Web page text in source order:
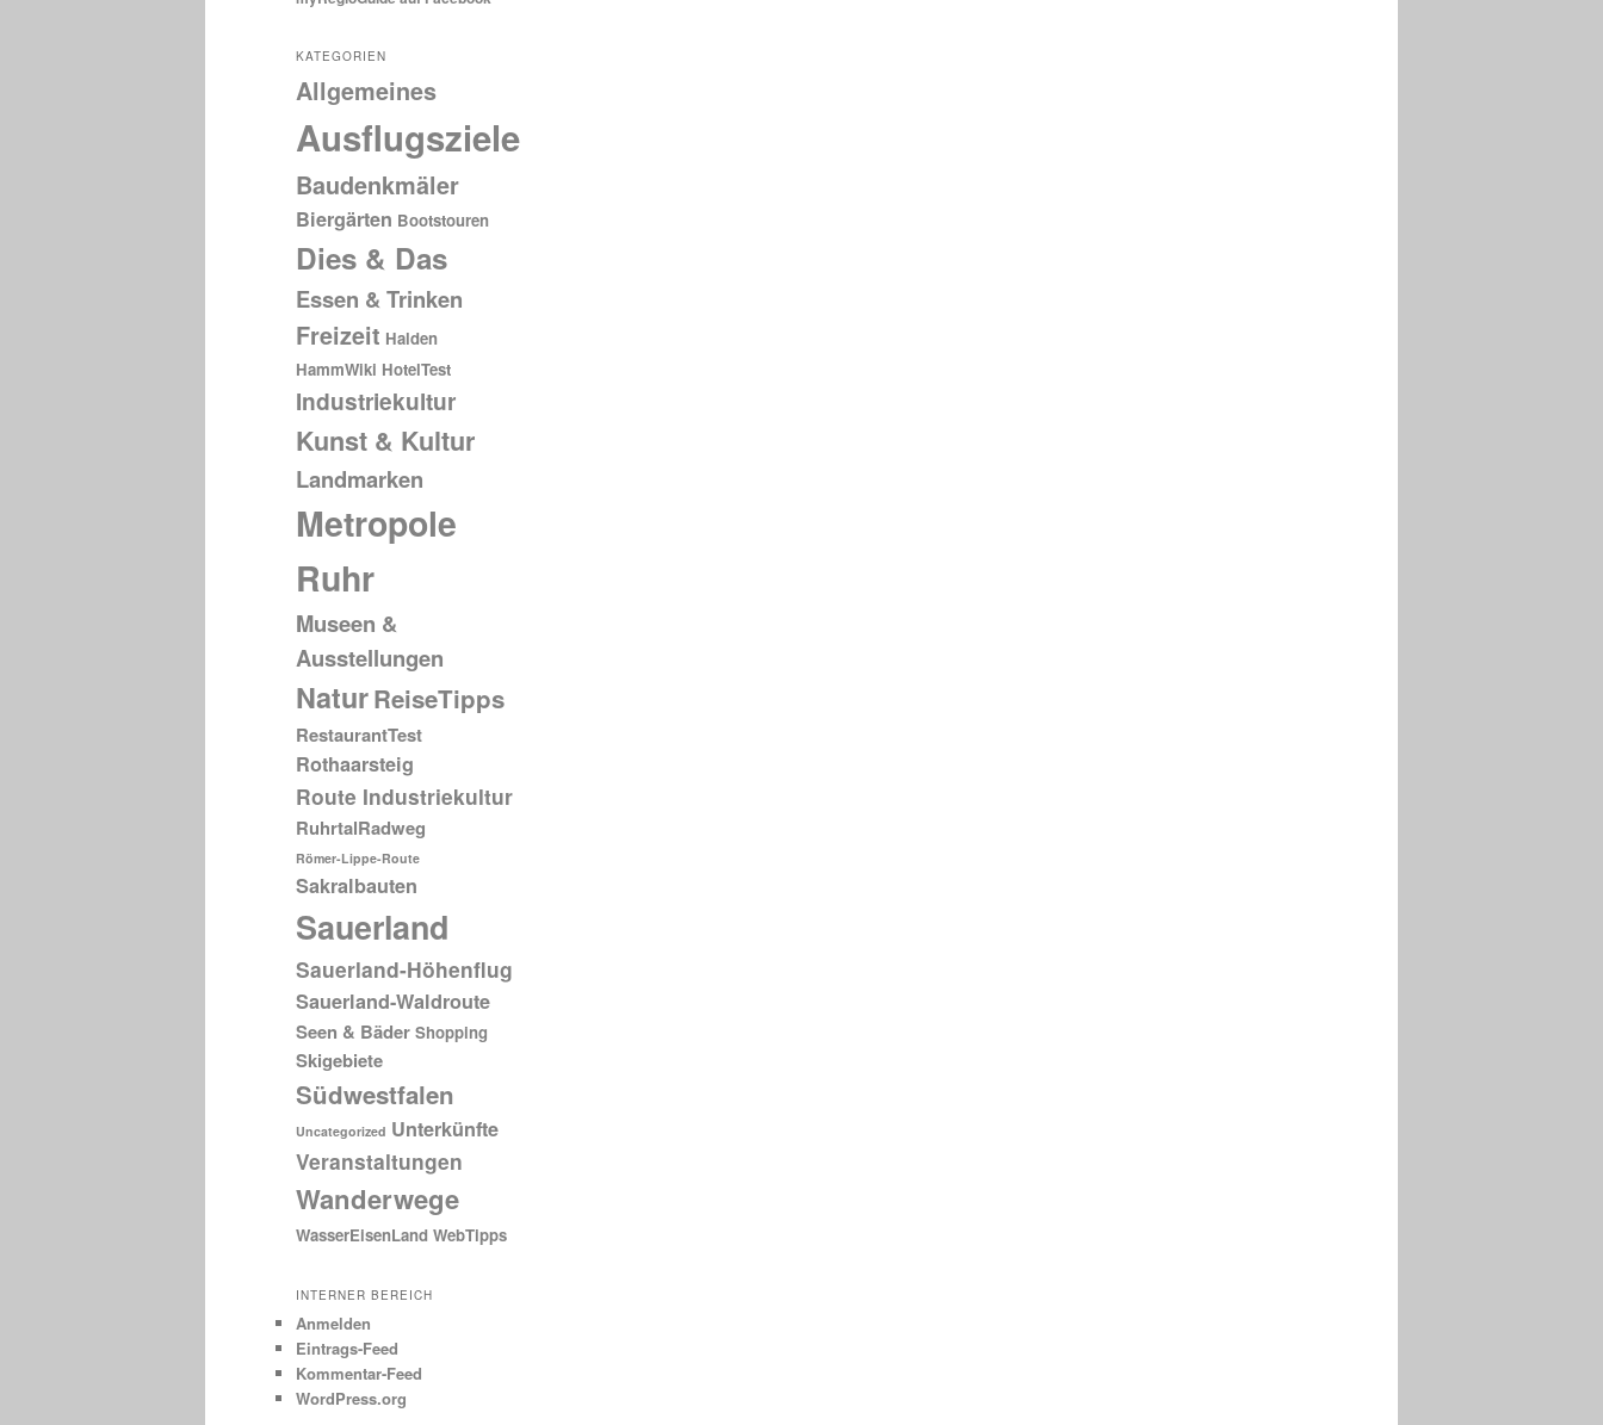
KATEGORIEN
Allgemeines
Ausflugsziele
Baudenkmäler
Biergärten Bootstouren
Dies & Das
Essen & Trinken
Freizeit Halden
HammWiki HotelTest
Industriekultur
Kunst & Kultur
Landmarken
Metropole
Ruhr
Museen &
Ausstellungen
NaturReiseTipps
RestaurantTest
Rothaarsteig
Route Industriekultur
RuhrtalRadweg
Römer-Lippe-Route
Sakralbauten
Sauerland
Sauerland-Höhenflug
Sauerland-Waldroute
Seen & Bäder Shopping
Skigebiete
Südwestfalen
Uncategorized Unterkünfte
Veranstaltungen
Wanderwege
WasserEisenLand WebTipps
INTERNER BEREICH
Anmelden
Eintrags-Feed
Kommentar-Feed
WordPress.org